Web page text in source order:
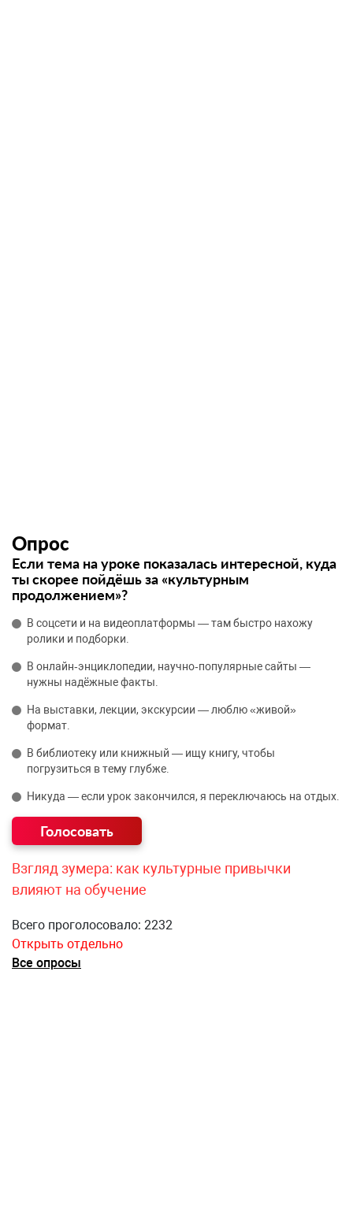
Опрос
Если тема на уроке показалась интересной, куда
ты скорее пойдёшь за «культурным
продолжением»?
В соцсети и на видеоплатформы — там быстро нахожу
ролики и подборки.
В онлайн‑энциклопедии, научно‑популярные сайты —
нужны надёжные факты.
На выставки, лекции, экскурсии — люблю «живой»
формат.
В библиотеку или книжный — ищу книгу, чтобы
погрузиться в тему глубже.
Никуда — если урок закончился, я переключаюсь на отдых.
Взгляд зумера: как культурные привычки
влияют на обучение
Всего проголосовало: 2232
Открыть отдельно
Все опросы